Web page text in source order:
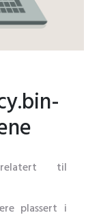
til
plassert i